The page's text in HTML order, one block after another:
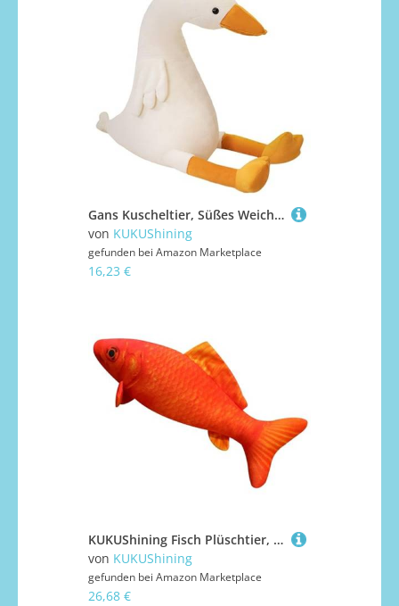
Gans Kuscheltier, Süßes Weiches Stofftier Weißer Schwan Plüschtier Gänse Kissen Plüsch Puppe Begleiter Für Kinder Erwachsene(60cm/23.6in)
von KUKUShining
gefunden bei Amazon Marketplace
16,23 €
KUKUShining Fisch Plüschtier, Süßes Stofftier Weiche Simulationspuppen Umarmungskissen for Kinder Jungen Dekoration Zuhause(Red,100cm/39.4in)
von KUKUShining
gefunden bei Amazon Marketplace
26,68 €